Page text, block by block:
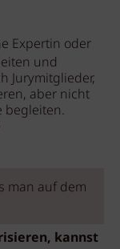
Expertin oder
und
Jurymitglieder,
aber nicht
begleiten.
man auf dem
kannst